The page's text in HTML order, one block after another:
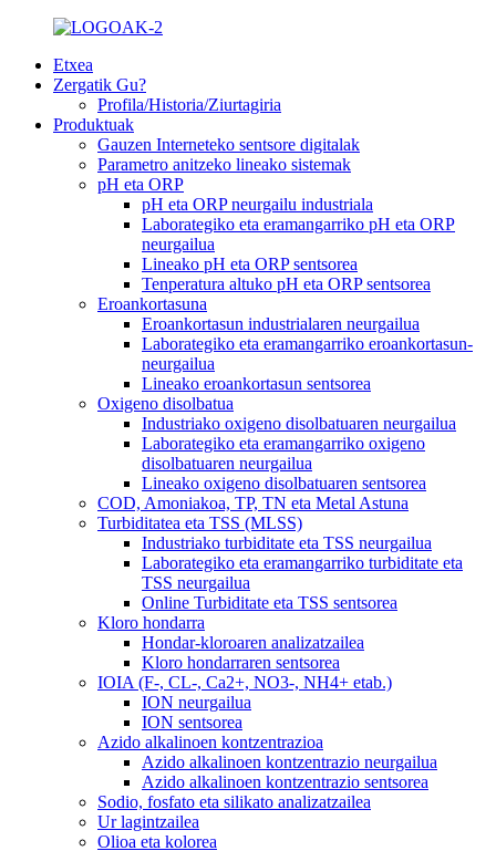
Etxea
Zergatik Gu?
Profila/Historia/Ziurtagiria
Produktuak
Gauzen Interneteko sentsore digitalak
Parametro anitzeko lineako sistemak
pH eta ORP
pH eta ORP neurgailu industriala
Laborategiko eta eramangarriko pH eta ORP
neurgailua
Lineako pH eta ORP sentsorea
Tenperatura altuko pH eta ORP sentsorea
Eroankortasuna
Eroankortasun industrialaren neurgailua
Laborategiko eta eramangarriko eroankortasun-
neurgailua
Lineako eroankortasun sentsorea
Oxigeno disolbatua
Industriako oxigeno disolbatuaren neurgailua
Laborategiko eta eramangarriko oxigeno
disolbatuaren neurgailua
Lineako oxigeno disolbatuaren sentsorea
COD, Amoniakoa, TP, TN eta Metal Astuna
Turbiditatea eta TSS (MLSS)
Industriako turbiditate eta TSS neurgailua
Laborategiko eta eramangarriko turbiditate eta
TSS neurgailua
Online Turbiditate eta TSS sentsorea
Kloro hondarra
Hondar-kloroaren analizatzailea
Kloro hondarraren sentsorea
IOIA (F-, CL-, Ca2+, NO3-, NH4+ etab.)
ION neurgailua
ION sentsorea
Azido alkalinoen kontzentrazioa
Azido alkalinoen kontzentrazio neurgailua
Azido alkalinoen kontzentrazio sentsorea
Sodio, fosfato eta silikato analizatzailea
Ur lagintzailea
Olioa eta kolorea